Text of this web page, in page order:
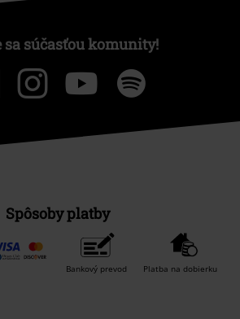
sa súčasťou komunity!
Spôsoby platby
Bankový prevod Platba na dobierku